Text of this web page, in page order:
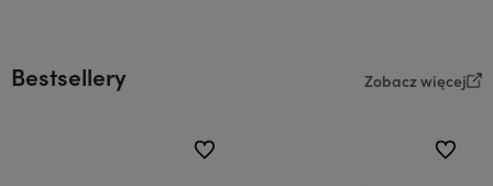
Bestsellery Zobacz więcej
do ulubionych do